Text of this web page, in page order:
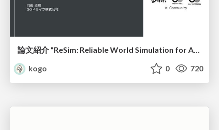
論文紹介 "ReSim: Reliable World Simulation for Autonomous Driving"
kogo
0 720